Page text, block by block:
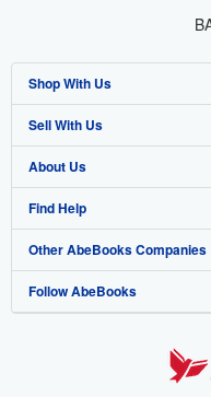
Shop With Us
Advanced Search
Browse Collections
My Account
My Orders
View Basket
Sell With Us
Start Selling
Join Our Affiliate Programme
Book Buyback
Refer a seller
About Us
About AbeBooks
Media
Careers
Find Help
Help
Customer Service
Other AbeBooks Companies
AbeBooks.com
Follow AbeBooks